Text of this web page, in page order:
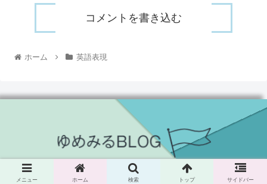
コメントを書き込む
ホーム 英語表現
© 2021 yumemiru-blog.
メニュー ホーム 検索 トップ サイドバー